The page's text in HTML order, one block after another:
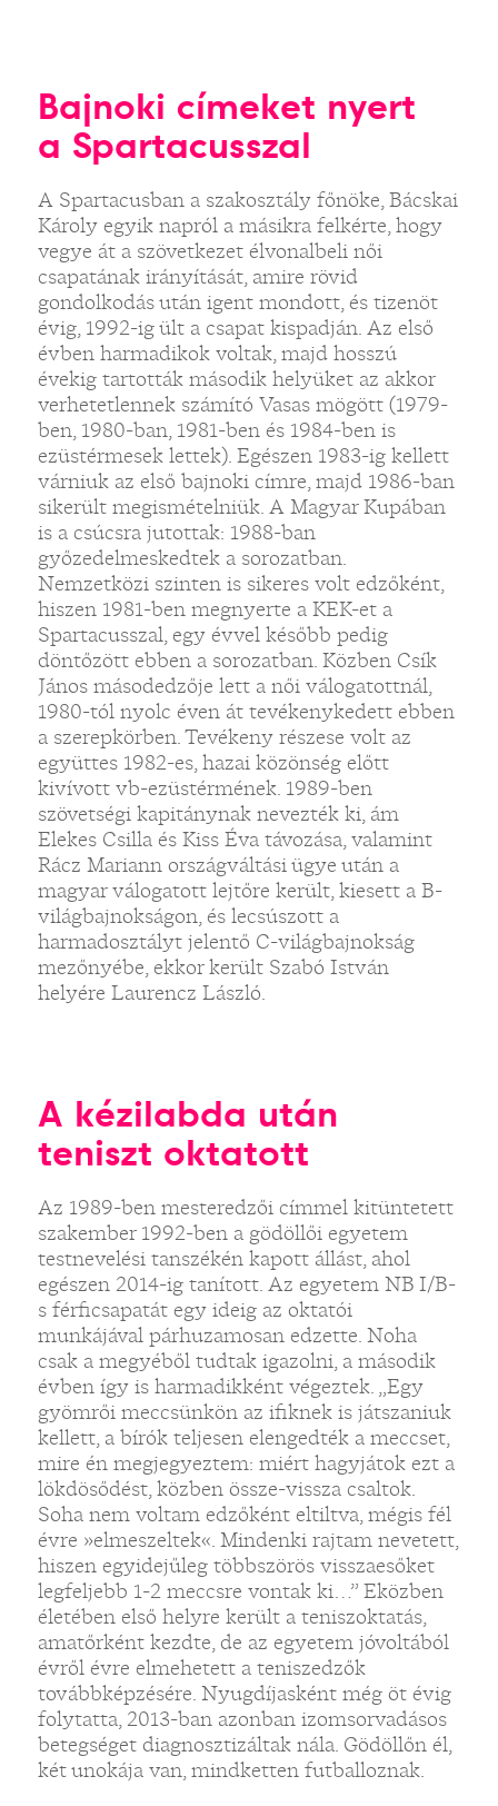
Bajnoki címeket nyert
a Spartacusszal
A Spartacusban a szakosztály főnöke, Bácskai
Károly egyik napról a másikra felkérte, hogy
vegye át a szövetkezet élvonalbeli női
csapatának irányítását, amire rövid
gondolkodás után igent mondott, és tizenöt
évig, 1992-ig ült a csapat kispadján. Az első
évben harmadikok voltak, majd hosszú
évekig tartották második helyüket az akkor
verhetetlennek számító Vasas mögött (1979-
ben, 1980-ban, 1981-ben és 1984-ben is
ezüstérmesek lettek). Egészen 1983-ig kellett
várniuk az első bajnoki címre, majd 1986-ban
sikerült megismételniük. A Magyar Kupában
is a csúcsra jutottak: 1988-ban
győzedelmeskedtek a sorozatban.
Nemzetközi szinten is sikeres volt edzőként,
hiszen 1981-ben megnyerte a KEK-et a
Spartacusszal, egy évvel később pedig
döntőzött ebben a sorozatban. Közben Csík
János másodedzője lett a női válogatottnál,
1980-tól nyolc éven át tevékenykedett ebben
a szerepkörben. Tevékeny részese volt az
együttes 1982-es, hazai közönség előtt
kivívott vb-ezüstérmének. 1989-ben
szövetségi kapitánynak nevezték ki, ám
Elekes Csilla és Kiss Éva távozása, valamint
Rácz Mariann országváltási ügye után a
magyar válogatott lejtőre került, kiesett a B-
világbajnokságon, és lecsúszott a
harmadosztályt jelentő C-világbajnokság
mezőnyébe, ekkor került Szabó István
helyére Laurencz László.
A kézilabda után
teniszt oktatott
Az 1989-ben mesteredzői címmel kitüntetett
szakember 1992-ben a gödöllői egyetem
testnevelési tanszékén kapott állást, ahol
egészen 2014-ig tanított. Az egyetem NB I/B-
s férficsapatát egy ideig az oktatói
munkájával párhuzamosan edzette. Noha
csak a megyéből tudtak igazolni, a második
évben így is harmadikként végeztek. „Egy
gyömrői meccsünkön az ifiknek is játszaniuk
kellett, a bírók teljesen elengedték a meccset,
mire én megjegyeztem: miért hagyjátok ezt a
lökdösődést, közben össze-vissza csaltok.
Soha nem voltam edzőként eltiltva, mégis fél
évre »elmeszeltek«. Mindenki rajtam nevetett,
hiszen egyidejűleg többszörös visszaesőket
legfeljebb 1-2 meccsre vontak ki…” Eközben
életében első helyre került a teniszoktatás,
amatőrként kezdte, de az egyetem jóvoltából
évről évre elmehetett a teniszedzők
továbbképzésére. Nyugdíjasként még öt évig
folytatta, 2013-ban azonban izomsorvadásos
betegséget diagnosztizáltak nála. Gödöllőn él,
két unokája van, mindketten futballoznak.